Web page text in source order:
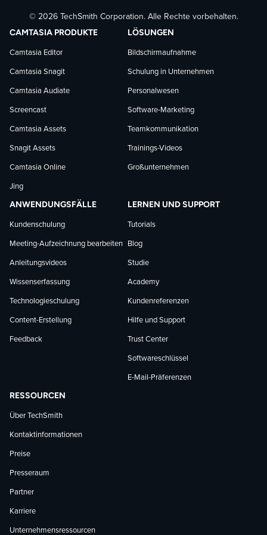
auf
Facebook
folgen
auf
LinkedIn
folgen
auf
YouTube
folgen
© 2026 TechSmith Corporation. Alle Rechte vorbehalten.
CAMTASIA PRODUKTE
Camtasia Editor
Camtasia Snagit
Camtasia Audiate
Screencast
Camtasia Assets
Snagit Assets
Camtasia Online
Jing
LÖSUNGEN
Bildschirmaufnahme
Schulung in Unternehmen
Personalwesen
Software-Marketing
Teamkommunikation
Trainings-Videos
Großunternehmen
ANWENDUNGSFÄLLE
Kundenschulung
Meeting-Aufzeichnung bearbeiten
Anleitungsvideos
Wissenserfassung
Technologieschulung
Content-Erstellung
Feedback
LERNEN UND SUPPORT
Tutorials
Blog
Studie
Academy
Kundenreferenzen
Hilfe und Support
Trust Center
Softwareschlüssel
E-Mail-Präferenzen
RESSOURCEN
Über TechSmith
Kontaktinformationen
Preise
Presseraum
Partner
Karriere
Unternehmensressourcen